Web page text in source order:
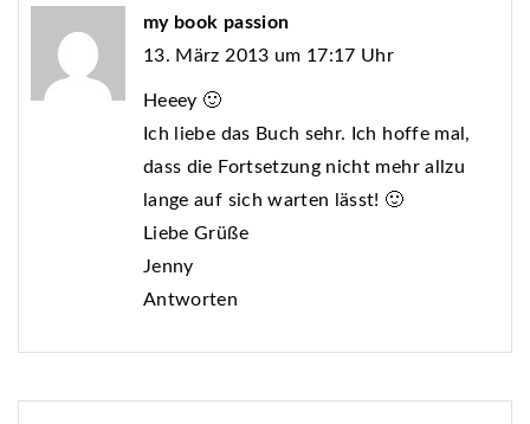
my book passion
13. März 2013 um 17:17 Uhr
Heeey 🙂
Ich liebe das Buch sehr. Ich hoffe mal,
dass die Fortsetzung nicht mehr allzu
lange auf sich warten lässt! 🙂
Liebe Grüße
Jenny
Antworten